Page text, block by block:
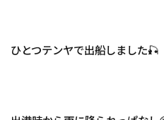
ひとつテンヤで出船しました🎣